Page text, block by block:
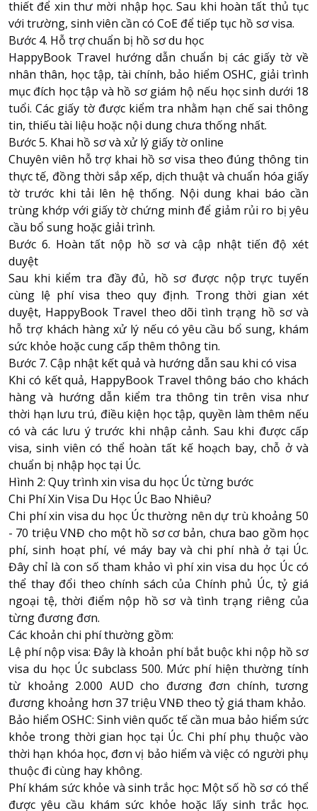
thiết để xin thư mời nhập học. Sau khi hoàn tất thủ tục
với trường, sinh viên cần có CoE để tiếp tục hồ sơ visa.
Bước 4. Hỗ trợ chuẩn bị hồ sơ du học
HappyBook Travel hướng dẫn chuẩn bị các giấy tờ về
nhân thân, học tập, tài chính, bảo hiểm OSHC, giải trình
mục đích học tập và hồ sơ giám hộ nếu học sinh dưới 18
tuổi. Các giấy tờ được kiểm tra nhằm hạn chế sai thông
tin, thiếu tài liệu hoặc nội dung chưa thống nhất.
Bước 5. Khai hồ sơ và xử lý giấy tờ online
Chuyên viên hỗ trợ khai hồ sơ visa theo đúng thông tin
thực tế, đồng thời sắp xếp, dịch thuật và chuẩn hóa giấy
tờ trước khi tải lên hệ thống. Nội dung khai báo cần
trùng khớp với giấy tờ chứng minh để giảm rủi ro bị yêu
cầu bổ sung hoặc giải trình.
Bước 6. Hoàn tất nộp hồ sơ và cập nhật tiến độ xét
duyệt
Sau khi kiểm tra đầy đủ, hồ sơ được nộp trực tuyến
cùng lệ phí visa theo quy định. Trong thời gian xét
duyệt, HappyBook Travel theo dõi tình trạng hồ sơ và
hỗ trợ khách hàng xử lý nếu có yêu cầu bổ sung, khám
sức khỏe hoặc cung cấp thêm thông tin.
Bước 7. Cập nhật kết quả và hướng dẫn sau khi có visa
Khi có kết quả, HappyBook Travel thông báo cho khách
hàng và hướng dẫn kiểm tra thông tin trên visa như
thời hạn lưu trú, điều kiện học tập, quyền làm thêm nếu
có và các lưu ý trước khi nhập cảnh. Sau khi được cấp
visa, sinh viên có thể hoàn tất kế hoạch bay, chỗ ở và
chuẩn bị nhập học tại Úc.
Hình 2: Quy trình xin visa du học Úc từng bước
Chi Phí Xin Visa Du Học Úc Bao Nhiêu?
Chi phí xin visa du học Úc thường nên dự trù khoảng 50
- 70 triệu VNĐ cho một hồ sơ cơ bản, chưa bao gồm học
phí, sinh hoạt phí, vé máy bay và chi phí nhà ở tại Úc.
Đây chỉ là con số tham khảo vì phí xin visa du học Úc có
thể thay đổi theo chính sách của Chính phủ Úc, tỷ giá
ngoại tệ, thời điểm nộp hồ sơ và tình trạng riêng của
từng đương đơn.
Các khoản chi phí thường gồm:
Lệ phí nộp visa: Đây là khoản phí bắt buộc khi nộp hồ sơ
visa du học Úc subclass 500. Mức phí hiện thường tính
từ khoảng 2.000 AUD cho đương đơn chính, tương
đương khoảng hơn 37 triệu VNĐ theo tỷ giá tham khảo.
Bảo hiểm OSHC: Sinh viên quốc tế cần mua bảo hiểm sức
khỏe trong thời gian học tại Úc. Chi phí phụ thuộc vào
thời hạn khóa học, đơn vị bảo hiểm và việc có người phụ
thuộc đi cùng hay không.
Phí khám sức khỏe và sinh trắc học: Một số hồ sơ có thể
được yêu cầu khám sức khỏe hoặc lấy sinh trắc học.